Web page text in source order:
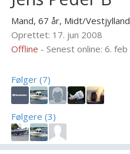
Mand, 67 år, Midt/Vestjylland
Oprettet: 17. jun 2008
Offline - Senest online: 6. feb
Følger (7)
Følgere (3)